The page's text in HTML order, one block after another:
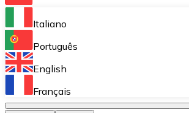
Bitnovo Ramp
Integra nuestra solución en tu
Bitnovo Giftcards
Bitnovo OTC
Italiano
Português
English
Français